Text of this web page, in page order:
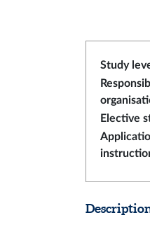
Study
Elective